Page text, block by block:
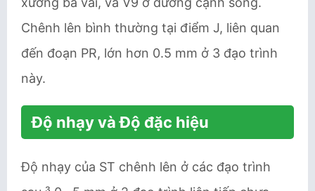
Chênh lên bình thường tại điểm J, liên quan
đến đoạn PR, lớn hơn 0.5 mm ở 3 đạo trình
này.
Độ nhạy và Độ đặc hiệu
Độ nhạy của ST chênh lên ở các đạo trình